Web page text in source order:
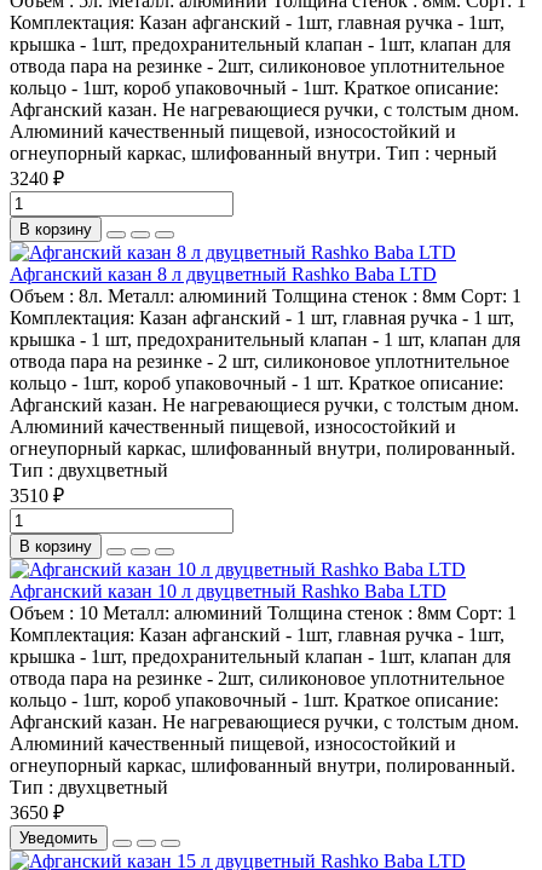
Комплектация: Казан афганский - 1шт, главная ручка - 1шт,
крышка - 1шт, предохранительный клапан - 1шт, клапан для
отвода пара на резинке - 2шт, силиконовое уплотнительное
кольцо - 1шт, короб упаковочный - 1шт. Краткое описание:
Афганский казан. Не нагревающиеся ручки, с толстым дном.
Алюминий качественный пищевой, износостойкий и
огнеупорный каркас, шлифованный внутри. Тип : черный
3240 ₽
В корзину
Афганский казан 8 л двуцветный Rashko Baba LTD
Объем : 8л. Металл: алюминий Толщина стенок : 8мм Сорт: 1
Комплектация: Казан афганский - 1 шт, главная ручка - 1 шт,
крышка - 1 шт, предохранительный клапан - 1 шт, клапан для
отвода пара на резинке - 2 шт, силиконовое уплотнительное
кольцо - 1шт, короб упаковочный - 1 шт. Краткое описание:
Афганский казан. Не нагревающиеся ручки, с толстым дном.
Алюминий качественный пищевой, износостойкий и
огнеупорный каркас, шлифованный внутри, полированный.
Тип : двухцветный
3510 ₽
В корзину
Афганский казан 10 л двуцветный Rashko Baba LTD
Объем : 10 Металл: алюминий Толщина стенок : 8мм Сорт: 1
Комплектация: Казан афганский - 1шт, главная ручка - 1шт,
крышка - 1шт, предохранительный клапан - 1шт, клапан для
отвода пара на резинке - 2шт, силиконовое уплотнительное
кольцо - 1шт, короб упаковочный - 1шт. Краткое описание:
Афганский казан. Не нагревающиеся ручки, с толстым дном.
Алюминий качественный пищевой, износостойкий и
огнеупорный каркас, шлифованный внутри, полированный.
Тип : двухцветный
3650 ₽
Уведомить